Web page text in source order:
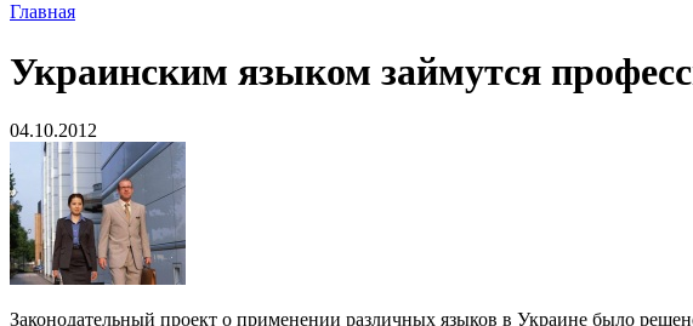
Главная
Украинским языком займутся
04.10.2012
Законодательный проект о применении различных языков в Украине было